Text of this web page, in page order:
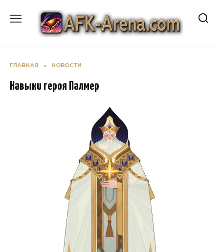
содержанию
ГЛАВНАЯ » НОВОСТИ
Навыки героя Палмер